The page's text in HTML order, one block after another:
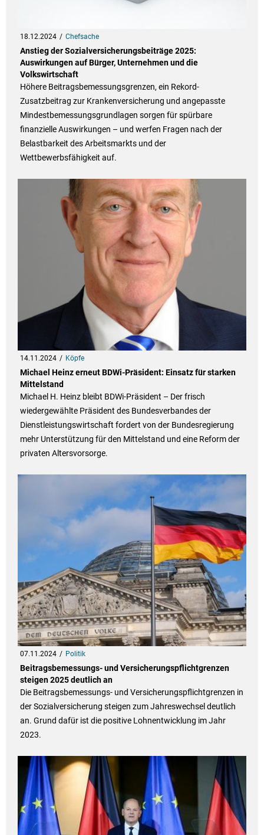
18.12.2024 Chefsache
Anstieg der Sozialversicherungsbeiträge 2025:
Auswirkungen auf Bürger, Unternehmen und die
Volkswirtschaft
Höhere Beitragsbemessungsgrenzen, ein Rekord-
Zusatzbeitrag zur Krankenversicherung und angepasste
Mindestbemessungsgrundlagen sorgen für spürbare
finanzielle Auswirkungen – und werfen Fragen nach der
Belastbarkeit des Arbeitsmarkts und der
Wettbewerbsfähigkeit auf.
14.11.2024 Köpfe
Michael Heinz erneut BDWi-Präsident: Einsatz für starken
Mittelstand
Michael H. Heinz bleibt BDWi-Präsident – Der frisch
wiedergewählte Präsident des Bundesverbandes der
Dienstleistungswirtschaft fordert von der Bundesregierung
mehr Unterstützung für den Mittelstand und eine Reform der
privaten Altersvorsorge.
07.11.2024 Politik
Beitragsbemessungs- und Versicherungspflichtgrenzen
steigen 2025 deutlich an
Die Beitragsbemessungs- und Versicherungspflichtgrenzen in
der Sozialversicherung steigen zum Jahreswechsel deutlich
an. Grund dafür ist die positive Lohnentwicklung im Jahr
2023.